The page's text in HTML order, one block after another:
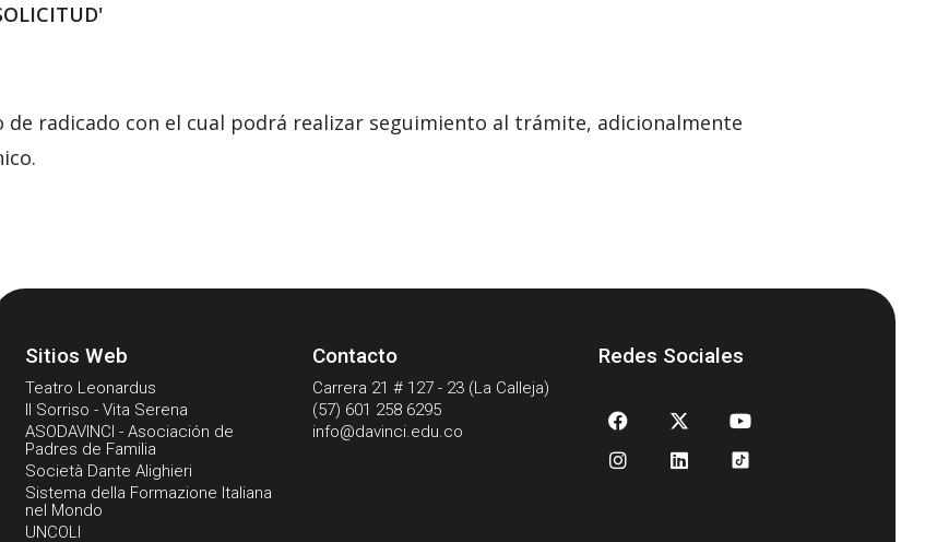
radicado con el cual podrá realizar seguimiento al trámite, adicionalmente
Sitios Web
Teatro Leonardus
Il Sorriso - Vita Serena
ASODAVINCI - Asociación de
Padres de Familia
Società Dante Alighieri
Sistema della Formazione Italiana
nel Mondo
UNCOLI
Contacto
Carrera 21 # 127 - 23 (La Calleja)
(57) 601 258 6295
info@davinci.edu.co
Redes Sociales